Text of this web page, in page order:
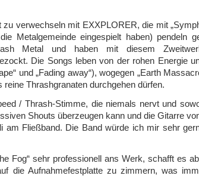
verwechseln mit EXXPLORER, die mit
Metalgemeinde eingespielt haben) pendeln
Metal und haben mit diesem
Die Songs leben von der rohen Energie
und „Fading away“), wogegen „Earth
reine Thrashgranaten durchgehen dürfen.
/ Thrash-Stimme, die niemals nervt und
Shouts überzeugen kann und die Gitarre
am Fließband. Die Band würde ich mir sehr
Fog“ sehr professionell ans Werk, schafft es
die Aufnahmefestplatte zu zimmern, was